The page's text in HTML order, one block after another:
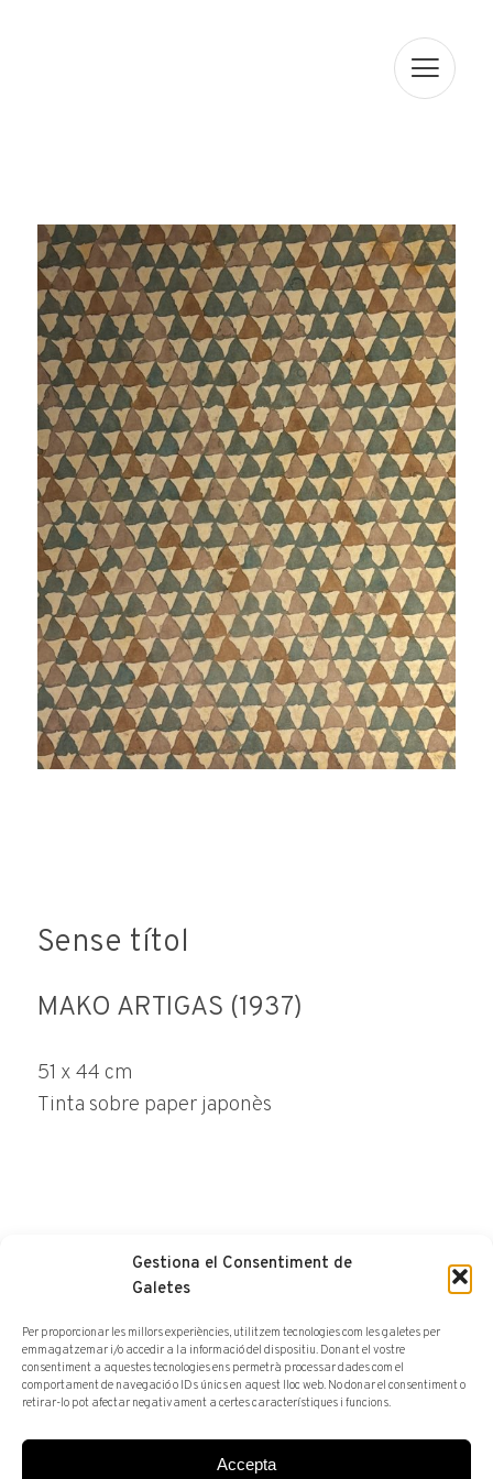
Gestiona el Consentiment de
Galetes
Per proporcionar les millors experiències, utilitzem tecnologies com les galetes per
emmagatzemar i/o accedir a la informació del dispositiu. Donant el vostre
consentiment a aquestes tecnologies ens permetrà processar dades com el
comportament de navegació o IDs únics en aquest lloc web. No donar el consentiment o
retirar-lo pot afectar negativament a certes característiques i funcions.
Accepta
Sense títol
MAKO ARTIGAS (1937)
51 x 44 cm
Tinta sobre paper japonès
seves consultes. En compliment amb la normativa vigent,
conservades durant el termini estrictament necessari
exacta i actualitzada. És per això que ARTUR RAMON SL
es compromet a adoptar totes les mesures raonables
perquè aquests es suprimeixin o rectifiquin sense dilació
quan siguin inexactes. D'acord amb els drets que li
confereix l'la normativa vigent en protecció de dades
podrà exercir els drets d'accés, rectificació, limitació de
tractament, supressió, portabilitat i oposició a el
tractament de les seves dades de caràcter personal així
com de l'consentiment prestat per al tractament dels
mateixos, dirigint la seva petició a l'adreça postal
indicada més amunt o a l'correu electrònic
jmtorres@arturamon.com. Podrà dirigir-se a l'Autoritat de
Control competent per a presentar la reclamació que
consideri oportuna. L'enviament d'aquestes dades
implica l'acceptació d'aquesta clàusula.